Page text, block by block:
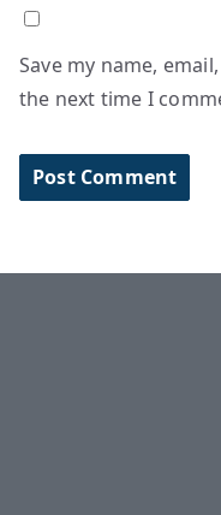
Save my name,
the next time I